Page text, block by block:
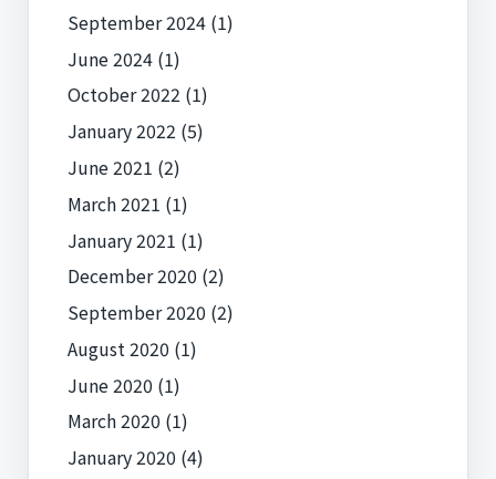
September 2024(1)
June 2024(1)
October 2022 (1)
January 2022 (5)
June 2021 (2)
March 2021 (1)
January 2021 (1)
December 2020 (2)
September 2020 (2)
August 2020 (1)
June 2020 (1)
March 2020 (1)
January 2020 (4)